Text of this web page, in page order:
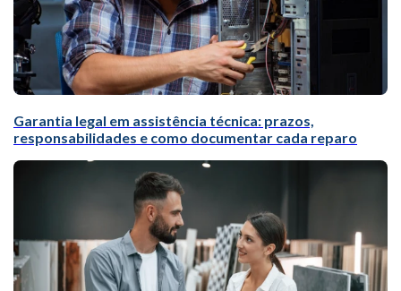
Garantia legal em assistência técnica: prazos,
responsabilidades e como documentar cada reparo